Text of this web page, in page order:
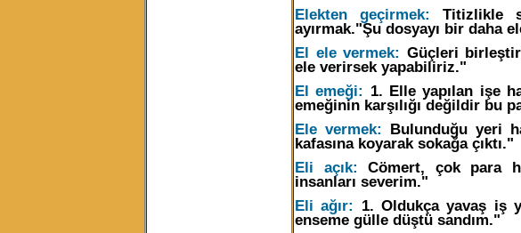
Elekten geçirmek: Titizlikle
ayırmak."Şu dosyayı bir daha
El ele vermek: Güçleri
ele verirsek yapabiliriz."
El emeği: 1. Elle yapılan işe
emeğinin karşılığı değildir bu
Ele vermek: Bulunduğu yeri
kafasına koyarak sokağa çıktı."
Eli açık: Cömert, çok para
insanları severim."
Eli ağır: 1. Oldukça yavaş iş
enseme gülle düştü sandım."